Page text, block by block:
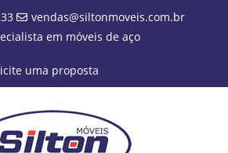
vendas@siltonmoveis.com.br
em móveis de aço
uma proposta